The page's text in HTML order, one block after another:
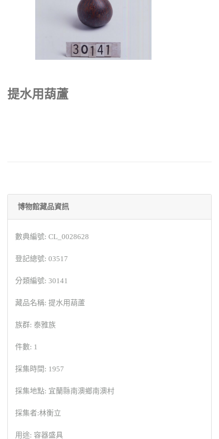
提水用葫蘆
博物館藏品資訊
數典編號: CL_0028628
登記總號: 03517
分類編號: 30141
藏品名稱: 提水用葫蘆
族群: 泰雅族
件數: 1
採集時間: 1957
採集地點: 宜蘭縣南澳鄉南澳村
採集者:林衡立
用途: 容器盛具